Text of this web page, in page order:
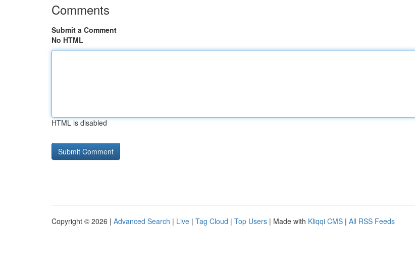
Comments
Submit a Comment
No HTML
HTML is disabled
Copyright © 2026 | Advanced Search | Live | Tag Cloud | Top Users | Made with Kliqqi CMS | All RSS Feeds